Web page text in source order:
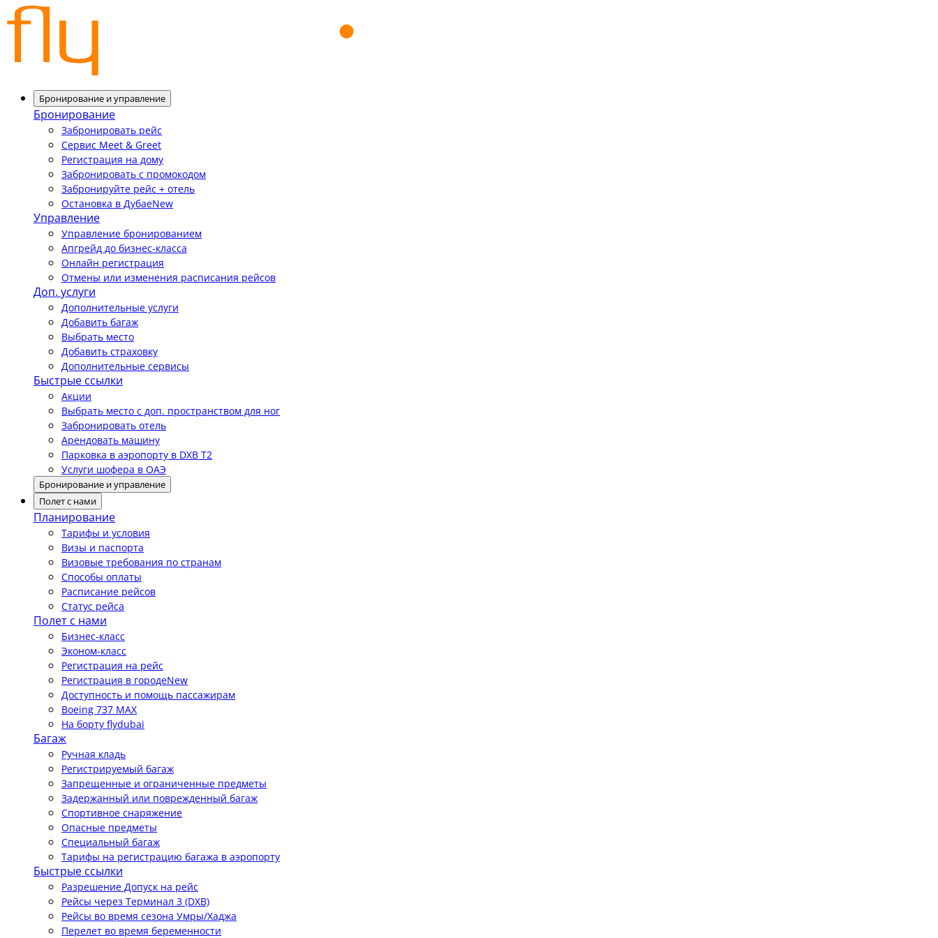
Бронирование и управление
Бронирование
Забронировать рейс
Сервис Meet & Greet
Регистрация на дому
Забронировать с промокодом
Забронируйте рейс + отель
Остановка в ДубаеNew
Управление
Управление бронированием
Апгрейд до бизнес-класса
Онлайн регистрация
Отмены или изменения расписания рейсов
Доп. услуги
Дополнительные услуги
Добавить багаж
Выбрать место
Добавить страховку
Дополнительные сервисы
Быстрые ссылки
Акции
Выбрать место с доп. пространством для ног
Забронировать отель
Арендовать машину
Парковка в аэропорту в DXB T2
Услуги шофера в ОАЭ
Бронирование и управление
Полет с нами
Планирование
Тарифы и условия
Визы и паспорта
Визовые требования по странам
Способы оплаты
Расписание рейсов
Статус рейса
Полет с нами
Бизнес-класс
Эконом-класс
Регистрация на рейс
Регистрация в городеNew
Доступность и помощь пассажирам
Boeing 737 MAX
На борту flydubai
Багаж
Ручная кладь
Регистрируемый багаж
Запрещенные и ограниченные предметы
Задержанный или поврежденный багаж
Спортивное снаряжение
Опасные предметы
Специальный багаж
Тарифы на регистрацию багажа в аэропорту
Быстрые ссылки
Разрешение Допуск на рейс
Рейсы через Терминал 3 (DXB)
Рейсы во время сезона Умры/Хаджа
Перелет во время беременности